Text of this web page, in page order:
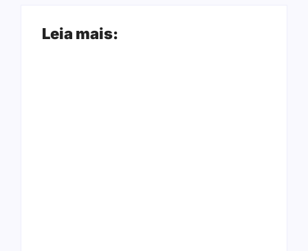
Leia mais: